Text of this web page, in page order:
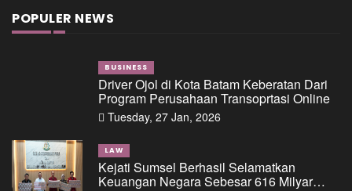
POPULER NEWS
BUSINESS
Driver Ojol di Kota Batam Keberatan Dari
Program Perusahaan Transoprtasi Online
Tuesday, 27 Jan, 2026
LAW
Kejati Sumsel Berhasil Selamatkan
Keuangan Negara Sebesar 616 Milyar